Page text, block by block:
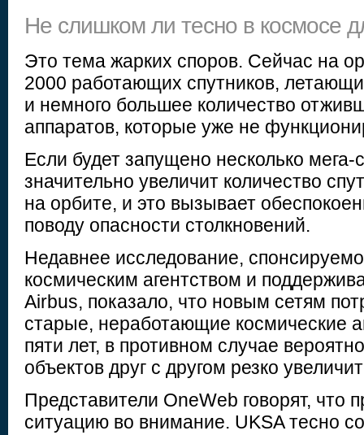
Не слишком ли тесно в космосе
Это тема жарких споров. Сейчас на
2000 работающих спутников,
и немного большее количество
аппаратов, которые уже не
Если будет запущено несколько мега-
значительно увеличит количество
на орбите, и это вызывает
поводу опасности столкновений.
Недавнее исследование,
космическим агентством и
Airbus, показало, что новым сетям
старые, неработающие космические
пяти лет, в противном случае
объектов друг с другом резко
Представители OneWeb говорят, что
ситуацию во внимание. UKSA тесно